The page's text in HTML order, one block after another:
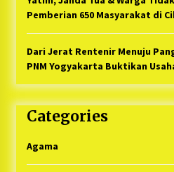
Pemberian 650 Masyarakat di
Dari Jerat Rentenir Menuju
PNM Yogyakarta Buktikan
Categories
Agama